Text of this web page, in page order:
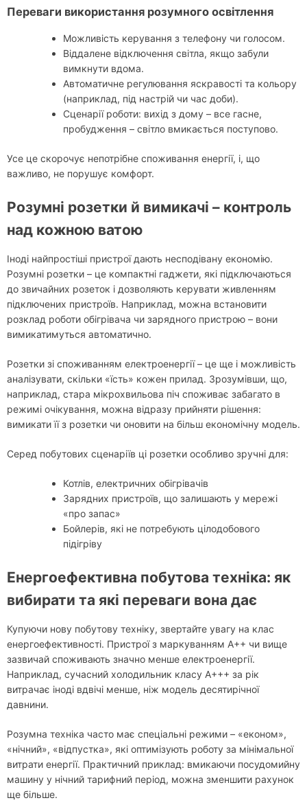
Переваги використання розумного освітлення
Можливість керування з телефону чи голосом.
Віддалене відключення світла, якщо забули
вимкнути вдома.
Автоматичне регулювання яскравості та кольору
(наприклад, під настрій чи час доби).
Сценарії роботи: вихід з дому – все гасне,
пробудження – світло вмикається поступово.
Усе це скорочує непотрібне споживання енергії, і, що
важливо, не порушує комфорт.
Розумні розетки й вимикачі – контроль
над кожною ватою
Іноді найпростіші пристрої дають несподівану економію.
Розумні розетки – це компактні гаджети, які підключаються
до звичайних розеток і дозволяють керувати живленням
підключених пристроїв. Наприклад, можна встановити
розклад роботи обігрівача чи зарядного пристрою – вони
вимикатимуться автоматично.
Розетки зі споживанням електроенергії – це ще і можливість
аналізувати, скільки «їсть» кожен прилад. Зрозумівши, що,
наприклад, стара мікрохвильова піч споживає забагато в
режимі очікування, можна відразу прийняти рішення:
вимикати її з розетки чи оновити на більш економічну модель.
Серед побутових сценаріїв ці розетки особливо зручні для:
Котлів, електричних обігрівачів
Зарядних пристроїв, що залишають у мережі
«про запас»
Бойлерів, які не потребують цілодобового
підігріву
Енергоефективна побутова техніка: як
вибирати та які переваги вона дає
Купуючи нову побутову техніку, звертайте увагу на клас
енергоефективності. Пристрої з маркуванням A++ чи вище
зазвичай споживають значно менше електроенергії.
Наприклад, сучасний холодильник класу А+++ за рік
витрачає іноді вдвічі менше, ніж модель десятирічної
давнини.
Розумна техніка часто має спеціальні режими – «економ»,
«нічний», «відпустка», які оптимізують роботу за мінімальної
витрати енергії. Практичний приклад: вмикаючи посудомийну
машину у нічний тарифний період, можна зменшити рахунок
ще більше.